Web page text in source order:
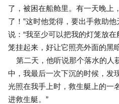
了，被困在船舱里。有一天晚上
了！”这时他觉得，要出手救助
说：“我至少可以把我的灯笼放
笼挂起来，好让它照亮外面的黑暗
第二天，他听说那个落水的人
中，我最后一次下沉的时候，发
光照在我手上时，救生艇上的一
进救生艇。”